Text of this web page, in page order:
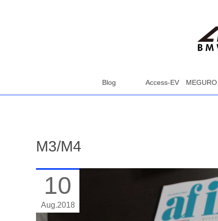
Blog Access-EV MEGURO
M3/M4
10
Aug 2018